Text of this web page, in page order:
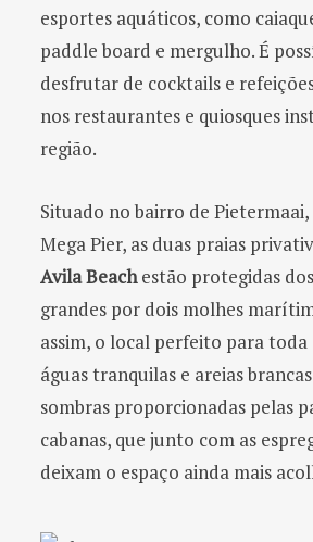
esportes aquáticos, como
paddle board e mergulho. É
desfrutar de cocktails e
nos restaurantes e quiosques
região.
Situado no bairro de
Mega Pier, as duas praias
Avila Beachestão protegidas
grandes por dois molhes
assim, o local perfeito para toda
águas tranquilas e areias
sombras proporcionadas pelas
cabanas, que junto com as
deixam o espaço ainda mais